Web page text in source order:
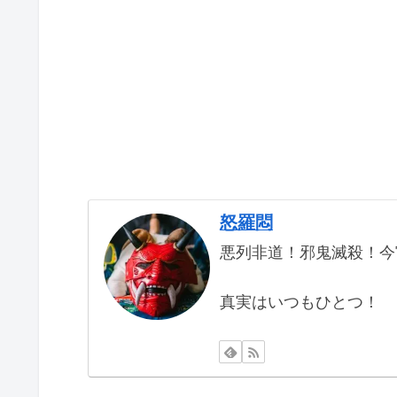
怒羅悶
悪列非道！邪鬼滅殺！今
真実はいつもひとつ！